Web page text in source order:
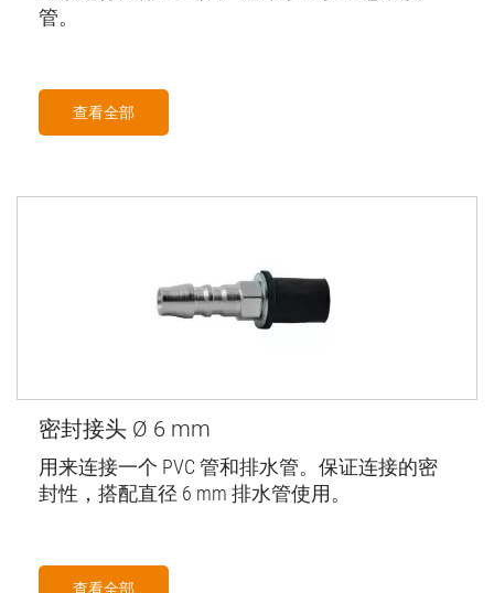
管。
查看全部
密封接头 Ø 6 mm
用来连接一个 PVC 管和排水管。保证连接的密
封性，搭配直径 6 mm 排水管使用。
查看全部